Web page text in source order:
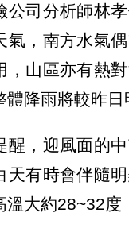
公司分析師林
氣，南方水氣
，山區亦有熱
體降雨將較昨日
醒，迎風面的
天有時會伴隨
溫大約28~32度